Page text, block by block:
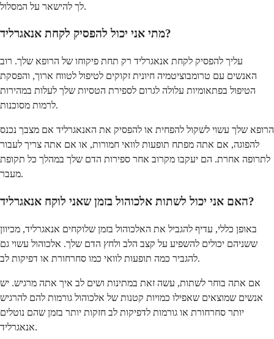
לך להישאר על המסלול.
מתי אני יכול להפסיק לקחת אנאגרליד?
עליך להפסיק לקחת אנאגרליד רק תחת פיקוחו של הרופא שלך. רוב
האנשים עם טרומבוציטמיה חיונית זקוקים לטיפול לטווח ארוך, והפסקת
הטיפול בפתאומיות עלולה לגרום לספירת הטסיות שלך לעלות במהירות
לרמות מסוכנות.
הרופא שלך עשוי לשקול להפחית או להפסיק את האנאגרליד אם מצבך נכנס
להפוגה, אם אתה מפתח תופעות לוואי חמורות, או אם אתה צריך לעבור
לתרופה אחרת. הם יעקבו מקרוב אחר ספירות הדם שלך במהלך כל תקופת
מעבר.
האם אני יכול לשתות אלכוהול בזמן שאני לוקח אנאגרליד?
באופן כללי, עדיף להגביל את האלכוהול בזמן שלוקחים אנאגרליד, מכיוון
ששניהם יכולים להשפיע על קצב הלב ולחץ הדם שלך. אלכוהול עשוי גם
להגביר כמה תופעות לוואי כמו סחרחורת או דפיקות לב.
אם אתה בוחר לשתות, עשה זאת במתינות ושים לב איך אתה מרגיש. יש
אנשים שמוצאים שאפילו כמויות קטנות של אלכוהול גורמות להם להרגיש
יותר סחרחורת או גורמות לדפיקות לב חזקות יותר בזמן שהם נוטלים
אנאגרליד.